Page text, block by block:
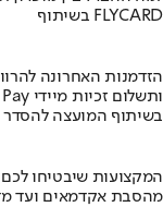
בשיתוף FLYCARD
הזדמנות האחרונה
יחסי הימור משופרים, הפקדות ב-Apple Pay ותשלום זכיות מיידי
בשיתוף המועצה להסדר
המקצועות שיבטיחו
מהסבת אקדמאים ועד